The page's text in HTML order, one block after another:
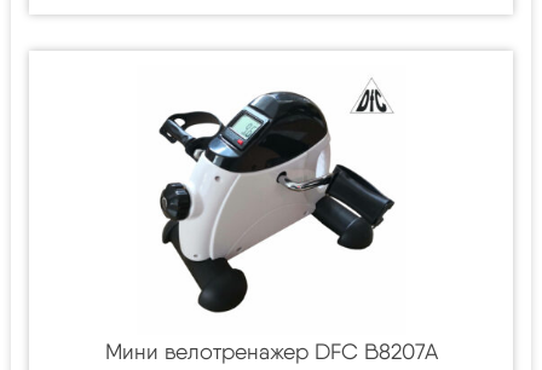
Мини велотренажер DFC B8207A